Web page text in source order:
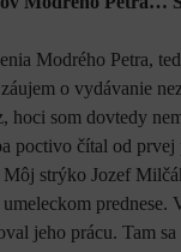
Modrého Petra,
o vydávanie
hoci som dovtedy
poctivo čítal od prvej
strýko Jozef
prednese.
jeho prácu. Tam